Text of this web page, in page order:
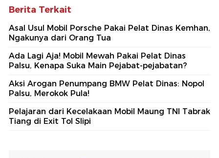
Berita Terkait
Asal Usul Mobil Porsche Pakai Pelat Dinas Kemhan,
Ngakunya dari Orang Tua
Ada Lagi Aja! Mobil Mewah Pakai Pelat Dinas
Palsu, Kenapa Suka Main Pejabat-pejabatan?
Aksi Arogan Penumpang BMW Pelat Dinas: Nopol
Palsu, Merokok Pula!
Pelajaran dari Kecelakaan Mobil Maung TNI Tabrak
Tiang di Exit Tol Slipi